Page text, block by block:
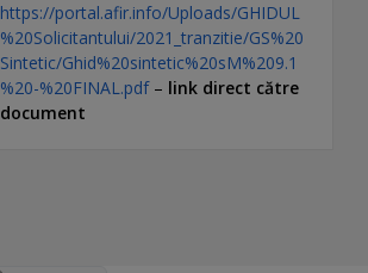
https://portal.afir.info/Uploads/GHIDUL
%20Solicitantului/2021_tranzitie/GS%20
Sintetic/Ghid%20sintetic%20sM%209.1
%20-%20FINAL.pdf– link direct către
document